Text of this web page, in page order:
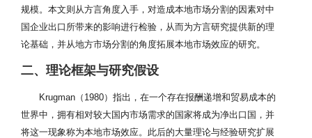
规模。本文则从方言角度入手，对造成本地市场分割的因素对中
国企业出口所带来的影响进行检验，从而为方言研究提供新的理
论基础，并从地方市场分割的角度拓展本地市场效应的研究。
二、理论框架与研究假设
Krugman（1980）指出，在一个存在报酬递增和贸易成本的
世界中，拥有相对较大国内市场需求的国家将成为净出口国，并
将这一现象称为本地市场效应。此后的大量理论与经验研究扩展